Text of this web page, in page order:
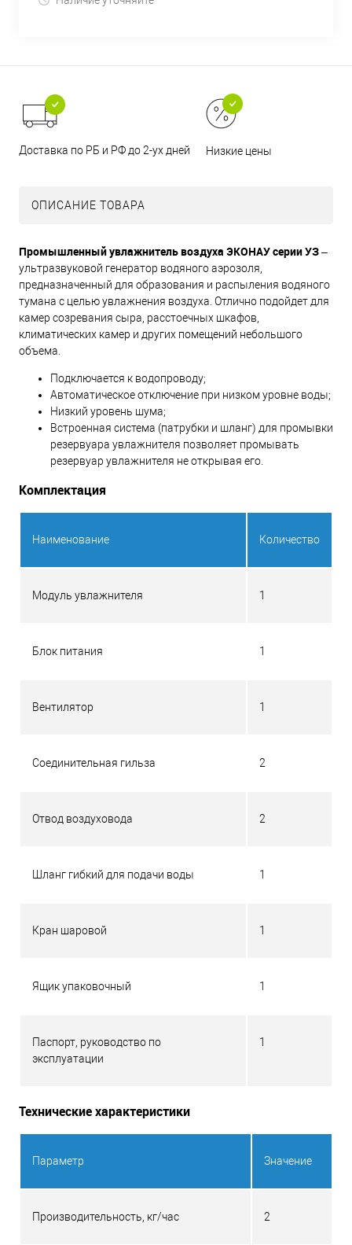
Доставка по РБ и РФ до 2-ух дней Низкие цены
ОПИСАНИЕ ТОВАРА
Промышленный увлажнитель воздуха ЭКОНАУ серии УЗ–
ультразвуковой генератор водяного аэрозоля,
предназначенный для образования и распыления водяного
тумана с целью увлажнения воздуха. Отлично подойдет для
камер созревания сыра, расстоечных шкафов,
климатических камер и других помещений небольшого
объема.
Подключается к водопроводу;
Автоматическое отключение при низком уровне воды;
Низкий уровень шума;
Встроенная система (патрубки и шланг) для промывки
резервуара увлажнителя позволяет промывать
резервуар увлажнителя не открывая его.
Комплектация
Наименование Количество
Модуль увлажнителя 1
Блок питания 1
Вентилятор 1
Соединительная гильза 2
Отвод воздуховода 2
Шланг гибкий для подачи воды 1
Кран шаровой 1
Ящик упаковочный 1
Паспорт, руководство по
эксплуатации
1
Технические характеристики
Параметр Значение
Производительность, кг/час 2